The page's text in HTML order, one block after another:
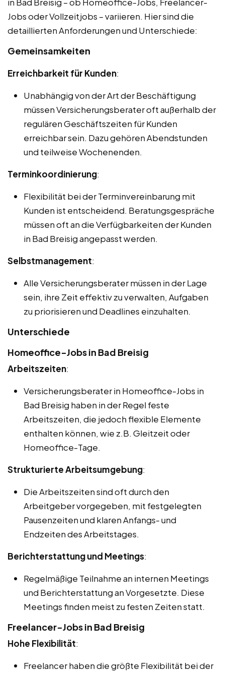
Jobs oder Vollzeitjobs – variieren. Hier sind die
detaillierten Anforderungen und Unterschiede:
Gemeinsamkeiten
Erreichbarkeit für Kunden:
Unabhängig von der Art der Beschäftigung
müssen Versicherungsberater oft außerhalb der
regulären Geschäftszeiten für Kunden
erreichbar sein. Dazu gehören Abendstunden
und teilweise Wochenenden.
Terminkoordinierung:
Flexibilität bei der Terminvereinbarung mit
Kunden ist entscheidend. Beratungsgespräche
müssen oft an die Verfügbarkeiten der Kunden
in Bad Breisig angepasst werden.
Selbstmanagement:
Alle Versicherungsberater müssen in der Lage
sein, ihre Zeit effektiv zu verwalten, Aufgaben
zu priorisieren und Deadlines einzuhalten.
Unterschiede
Homeoffice-Jobs in Bad Breisig
Arbeitszeiten:
Versicherungsberater in Homeoffice-Jobs in
Bad Breisig haben in der Regel feste
Arbeitszeiten, die jedoch flexible Elemente
enthalten können, wie z.B. Gleitzeit oder
Homeoffice-Tage.
Strukturierte Arbeitsumgebung:
Die Arbeitszeiten sind oft durch den
Arbeitgeber vorgegeben, mit festgelegten
Pausenzeiten und klaren Anfangs- und
Endzeiten des Arbeitstages.
Berichterstattung und Meetings:
Regelmäßige Teilnahme an internen Meetings
und Berichterstattung an Vorgesetzte. Diese
Meetings finden meist zu festen Zeiten statt.
Freelancer-Jobs in Bad Breisig
Hohe Flexibilität:
Freelancer haben die größte Flexibilität bei der